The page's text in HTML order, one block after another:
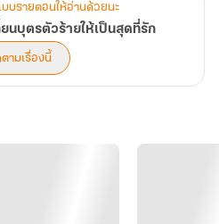
บบรายตอนให้อ่านด้วยนะ
นบุตรตัวร้ายให้เป็นสุดที่รัก
ามเรื่องนี้